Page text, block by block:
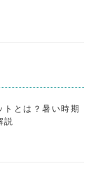
トとは？暑い時期
説